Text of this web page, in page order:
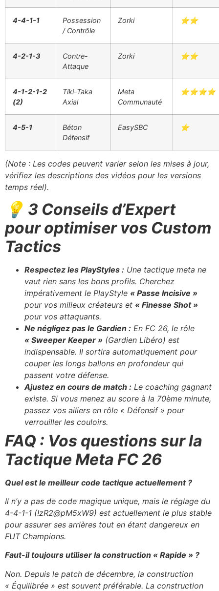
4-4-1-1
Possession
/ Contrôle
Zorki ⭐⭐
4-2-1-3
Contre-
Attaque
Zorki ⭐⭐
4-1-2-1-2
(2)
Tiki-Taka
Axial
Meta
Communauté
⭐⭐⭐⭐
4-5-1
Béton
Défensif
EasySBC ⭐
(Note : Les codes peuvent varier selon les mises à jour,
vérifiez les descriptions des vidéos pour les versions
temps réel).
💡 3 Conseils d’Expert
pour optimiser vos Custom
Tactics
Respectez les PlayStyles : Une tactique meta ne
vaut rien sans les bons profils. Cherchez
impérativement le PlayStyle « Passe Incisive »
pour vos milieux créateurs et « Finesse Shot »
pour vos attaquants.
Ne négligez pas le Gardien : En FC 26, le rôle
« Sweeper Keeper » (Gardien Libéro) est
indispensable. Il sortira automatiquement pour
couper les longs ballons en profondeur qui
passent votre défense.
Ajustez en cours de match : Le coaching gagnant
existe. Si vous menez au score à la 70ème minute,
passez vos ailiers en rôle « Défensif » pour
verrouiller les couloirs.
FAQ : Vos questions sur la
Tactique Meta FC 26
Quel est le meilleur code tactique actuellement ?
Il n’y a pas de code magique unique, mais le réglage du
4-4-1-1 (!zR2@pM5xW9) est actuellement le plus stable
pour assurer ses arrières tout en étant dangereux en
FUT Champions.
Faut-il toujours utiliser la construction « Rapide » ?
Non. Depuis le patch de décembre, la construction
« Équilibrée » est souvent préférable. La construction